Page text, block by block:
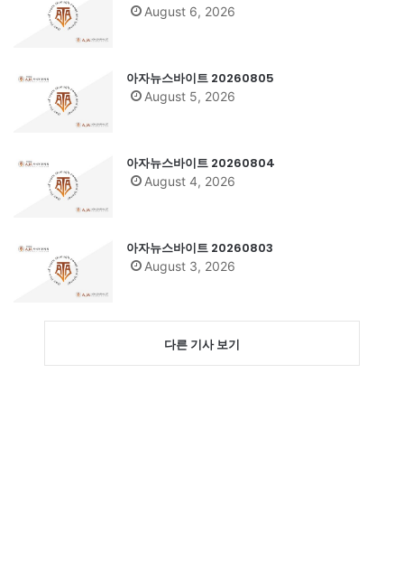
August 6, 2026
아자뉴스바이트 20260805
August 5, 2026
아자뉴스바이트 20260804
August 4, 2026
아자뉴스바이트 20260803
August 3, 2026
다른 기사 보기